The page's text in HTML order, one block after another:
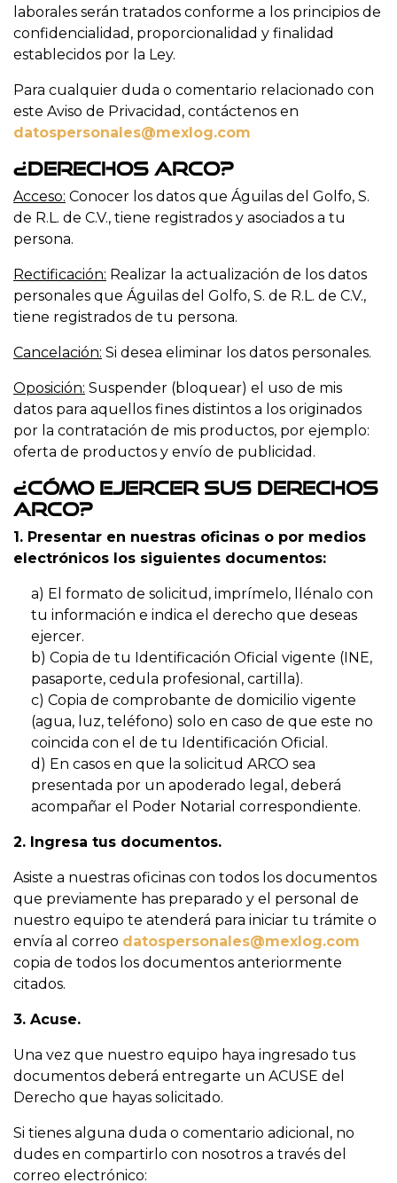
laborales serán tratados conforme a los principios de
confidencialidad, proporcionalidad y finalidad
establecidos por la Ley.
Para cualquier duda o comentario relacionado con
este Aviso de Privacidad, contáctenos en
datospersonales@mexlog.com
¿Derechos ARCO?
Acceso: Conocer los datos que Águilas del Golfo, S.
de R.L. de C.V., tiene registrados y asociados a tu
persona.
Rectificación: Realizar la actualización de los datos
personales que Águilas del Golfo, S. de R.L. de C.V.,
tiene registrados de tu persona.
Cancelación: Si desea eliminar los datos personales.
Oposición: Suspender (bloquear) el uso de mis
datos para aquellos fines distintos a los originados
por la contratación de mis productos, por ejemplo:
oferta de productos y envío de publicidad.
¿Cómo ejercer sus derechos
ARCO?
1. Presentar en nuestras oficinas o por medios
electrónicos los siguientes documentos:
a) El formato de solicitud, imprímelo, llénalo con
tu información e indica el derecho que deseas
ejercer.
b) Copia de tu Identificación Oficial vigente (INE,
pasaporte, cedula profesional, cartilla).
c) Copia de comprobante de domicilio vigente
(agua, luz, teléfono) solo en caso de que este no
coincida con el de tu Identificación Oficial.
d) En casos en que la solicitud ARCO sea
presentada por un apoderado legal, deberá
acompañar el Poder Notarial correspondiente.
2. Ingresa tus documentos.
Asiste a nuestras oficinas con todos los documentos
que previamente has preparado y el personal de
nuestro equipo te atenderá para iniciar tu trámite o
envía al correo datospersonales@mexlog.com
copia de todos los documentos anteriormente
citados.
3. Acuse.
Una vez que nuestro equipo haya ingresado tus
documentos deberá entregarte un ACUSE del
Derecho que hayas solicitado.
Si tienes alguna duda o comentario adicional, no
dudes en compartirlo con nosotros a través del
correo electrónico: